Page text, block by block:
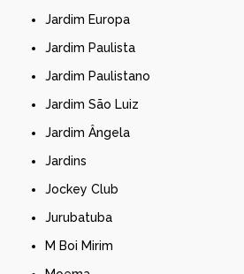
Jardim Europa
Jardim Paulista
Jardim Paulistano
Jardim São Luiz
Jardim Ângela
Jardins
Jockey Club
Jurubatuba
M Boi Mirim